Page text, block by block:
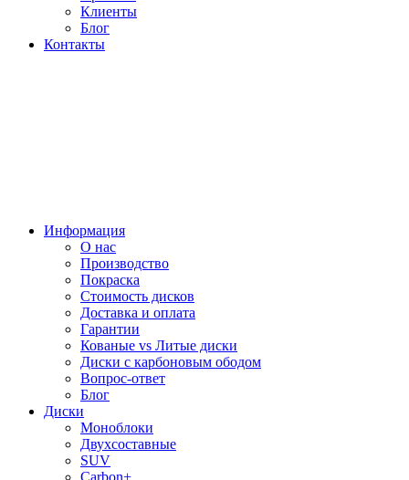
Клиенты
Блог
Контакты
Информация
О нас
Производство
Покраска
Стоимость дисков
Доставка и оплата
Гарантии
Кованые vs Литые диски
Диски с карбоновым ободом
Вопрос-ответ
Блог
Диски
Моноблоки
Двухсоставные
SUV